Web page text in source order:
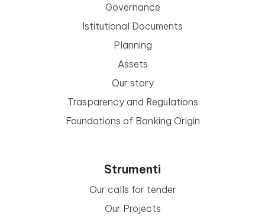
Governance
Istitutional Documents
Planning
Assets
Our story
Trasparency and Regulations
Foundations of Banking Origin
Strumenti
Our calls for tender
Our Projects